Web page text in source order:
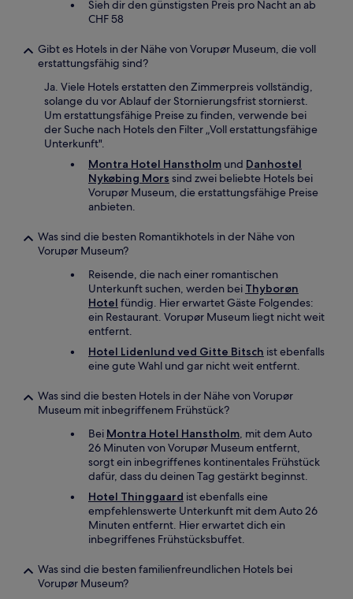
Sieh dir den günstigsten Preis pro Nacht an ab
CHF 58
Gibt es Hotels in der Nähe von Vorupør Museum, die voll
erstattungsfähig sind?
Ja. Viele Hotels erstatten den Zimmerpreis vollständig,
solange du vor Ablauf der Stornierungsfrist stornierst.
Um erstattungsfähige Preise zu finden, verwende bei
der Suche nach Hotels den Filter „Voll erstattungsfähige
Unterkunft".
Montra Hotel Hanstholm und Danhostel
Nykøbing Mors sind zwei beliebte Hotels bei
Vorupør Museum, die erstattungsfähige Preise
anbieten.
Was sind die besten Romantikhotels in der Nähe von
Vorupør Museum?
Reisende, die nach einer romantischen
Unterkunft suchen, werden bei Thyborøn
Hotel fündig. Hier erwartet Gäste Folgendes:
ein Restaurant. Vorupør Museum liegt nicht weit
entfernt.
Hotel Lidenlund ved Gitte Bitsch ist ebenfalls
eine gute Wahl und gar nicht weit entfernt.
Was sind die besten Hotels in der Nähe von Vorupør
Museum mit inbegriffenem Frühstück?
Bei Montra Hotel Hanstholm, mit dem Auto
26 Minuten von Vorupør Museum entfernt,
sorgt ein inbegriffenes kontinentales Frühstück
dafür, dass du deinen Tag gestärkt beginnst.
Hotel Thinggaard ist ebenfalls eine
empfehlenswerte Unterkunft mit dem Auto 26
Minuten entfernt. Hier erwartet dich ein
inbegriffenes Frühstücksbuffet.
Was sind die besten familienfreundlichen Hotels bei
Vorupør Museum?